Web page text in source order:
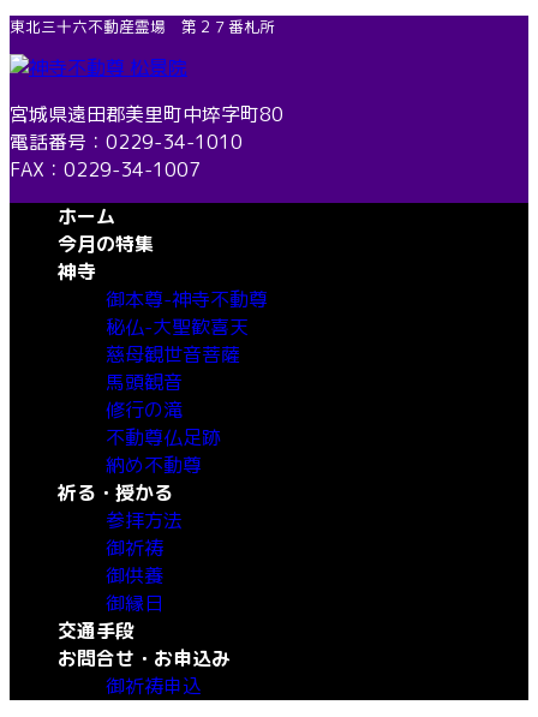
コ
ン
ン
ツ
へ
ナ
ビ
ー
シ
ョ
東北三十六不動産霊場 第２７番札所
宮城県遠田郡美里町中埣字町80
電話番号：0229-34-1010
FAX：0229-34-1007
ホーム
今月の特集
神寺
御本尊-神寺不動尊
秘仏-大聖歓喜天
慈母観世音菩薩
馬頭観音
修行の滝
不動尊仏足跡
納め不動尊
祈る・授かる
参拝方法
御祈祷
御供養
御縁日
交通手段
お問合せ・お申込み
御祈祷申込